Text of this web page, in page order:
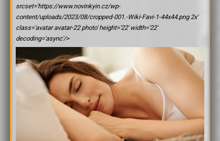
srcset='https://www.novinkyin.cz/wp-
content/uploads/2023/08/cropped-001.-Wiki-Favi-1-44x44.png 2x'
class='avatar avatar-22 photo' height='22' width='22'
decoding='async'/>